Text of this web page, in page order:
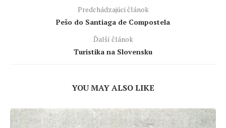
Predchádzajúci článok
Pešo do Santiaga de Compostela
Ďalší článok
Turistika na Slovensku
YOU MAY ALSO LIKE